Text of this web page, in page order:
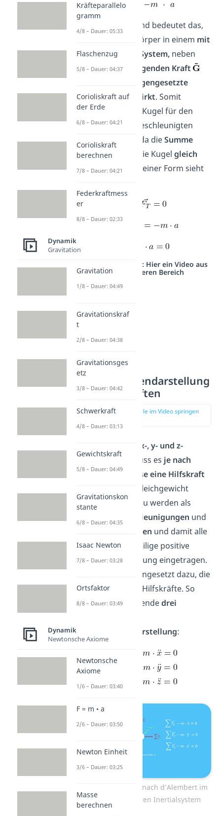
Zusammenfassend bedeutet das,
dass auf einen Körper in einem mit
beschleunigten System,neben
einerbeschleunigenden Kraft
entgegengesetzte
Trägheitskraft
wirkt. Somit
befindet sich die Kugel für den
Beobachter im beschleunigten
System in Ruhe, da dieSumme
aller Kräfte
auf die Kugel gleich
nullist. In allgemeiner Form sieht
Studyflix vernetzt: Hier ein Video aus
einem anderen Bereich
Komponentendarstellung
von Hilfskräften
zur Stelle im Video springen
Kräfte in x-, y- und z-
Richtungauf, muss es je nach
Koordinatenachse eine Hilfskraft
um das Gleichgewicht
herzustellen. Dazu werden als
Beschleunigungen und
Geschwindigkeiten und damit alle
Kräfte in die jeweilige positive
Koordinatenrichtung eingetragen.
Danach, entgegengesetzt dazu, die
entsprechenden Hilfskräfte. So
erhalten wir folgendedrei
Komponentendarstellung:
Drei Gleichungen nach d’Alembert im
mitbeschleunigten Inertialsystem
Kräfteparallelo
gramm
4/8 – Dauer: 05:33
Flaschenzug
5/8 – Dauer: 04:37
Corioliskraft auf
der Erde
6/8 – Dauer: 04:21
Corioliskraft
berechnen
7/8 – Dauer: 04:21
Federkraftmess
er
8/8 – Dauer: 02:33
Dynamik
Gravitation
Gravitation
1/8 – Dauer: 04:49
Gravitationskraf
t
2/8 – Dauer: 04:38
Gravitationsges
etz
3/8 – Dauer: 04:42
Schwerkraft
4/8 – Dauer: 03:13
Gewichtskraft
5/8 – Dauer: 04:49
Gravitationskon
stante
6/8 – Dauer: 04:35
Isaac Newton
7/8 – Dauer: 03:28
Ortsfaktor
8/8 – Dauer: 03:49
Dynamik
Newtonsche Axiome
Newtonsche
Axiome
1/6 – Dauer: 03:40
F = m • a
2/6 – Dauer: 03:50
Newton Einheit
3/6 – Dauer: 03:25
Masse
berechnen